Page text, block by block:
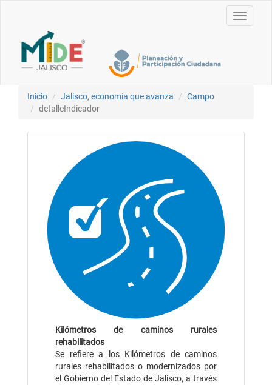
Toggle
Inicio Jalisco, economía que avanza
Campo
detalleIndicador
Kilómetros de caminos rurales
rehabilitados
Se refiere a los Kilómetros de caminos
rurales rehabilitados o modernizados por
el Gobierno del Estado de Jalisco, a través